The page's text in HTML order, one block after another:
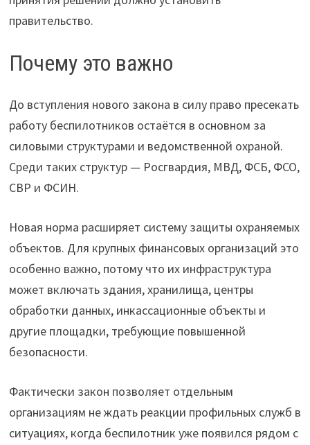
правительство.
Почему это важно
До вступления нового закона в силу право пресекать
работу беспилотников остаётся в основном за
силовыми структурами и ведомственной охраной.
Среди таких структур — Росгвардия, МВД, ФСБ, ФСО,
СВР и ФСИН.
Новая норма расширяет систему защиты охраняемых
объектов. Для крупных финансовых организаций это
особенно важно, потому что их инфраструктура
может включать здания, хранилища, центры
обработки данных, инкассационные объекты и
другие площадки, требующие повышенной
безопасности.
Фактически закон позволяет отдельным
организациям не ждать реакции профильных служб в
ситуациях, когда беспилотник уже появился рядом с